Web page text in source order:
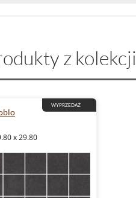
z kolekcji
WYPRZEDAŻ
x 29.80